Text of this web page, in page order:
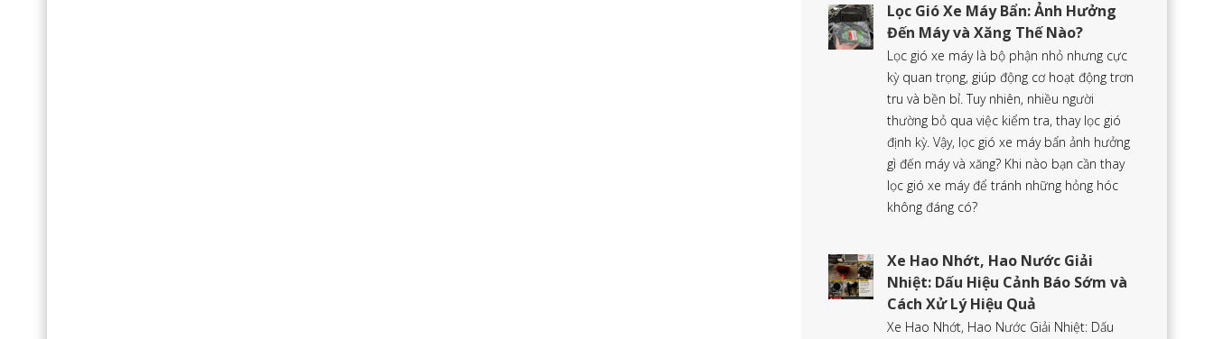
Lọc Gió Xe Máy Bẩn: Ảnh Hưởng
Đến Máy và Xăng Thế Nào?
Lọc gió xe máy là bộ phận nhỏ nhưng cực
kỳ quan trọng, giúp động cơ hoạt động trơn
tru và bền bỉ. Tuy nhiên, nhiều người
thường bỏ qua việc kiểm tra, thay lọc gió
định kỳ. Vậy, lọc gió xe máy bẩn ảnh hưởng
gì đến máy và xăng? Khi nào bạn cần thay
lọc gió xe máy để tránh những hỏng hóc
không đáng có?
Xe Hao Nhớt, Hao Nước Giải
Nhiệt: Dấu Hiệu Cảnh Báo Sớm và
Cách Xử Lý Hiệu Quả
Xe Hao Nhớt, Hao Nước Giải Nhiệt: Dấu